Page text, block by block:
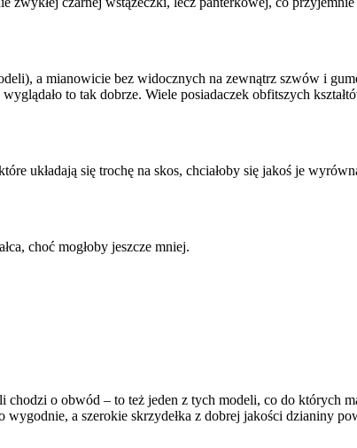
a mianowicie bez widocznych na zewnątrz szwów i
to tak dobrze. Wiele posiadaczek obfitszych
układają się trochę na skos, chciałoby się jakoś je
choć mogłoby jeszcze mniej.
o obwód – to też jeden z tych modeli, co do których
a szerokie skrzydełka z dobrej jakości dzianiny